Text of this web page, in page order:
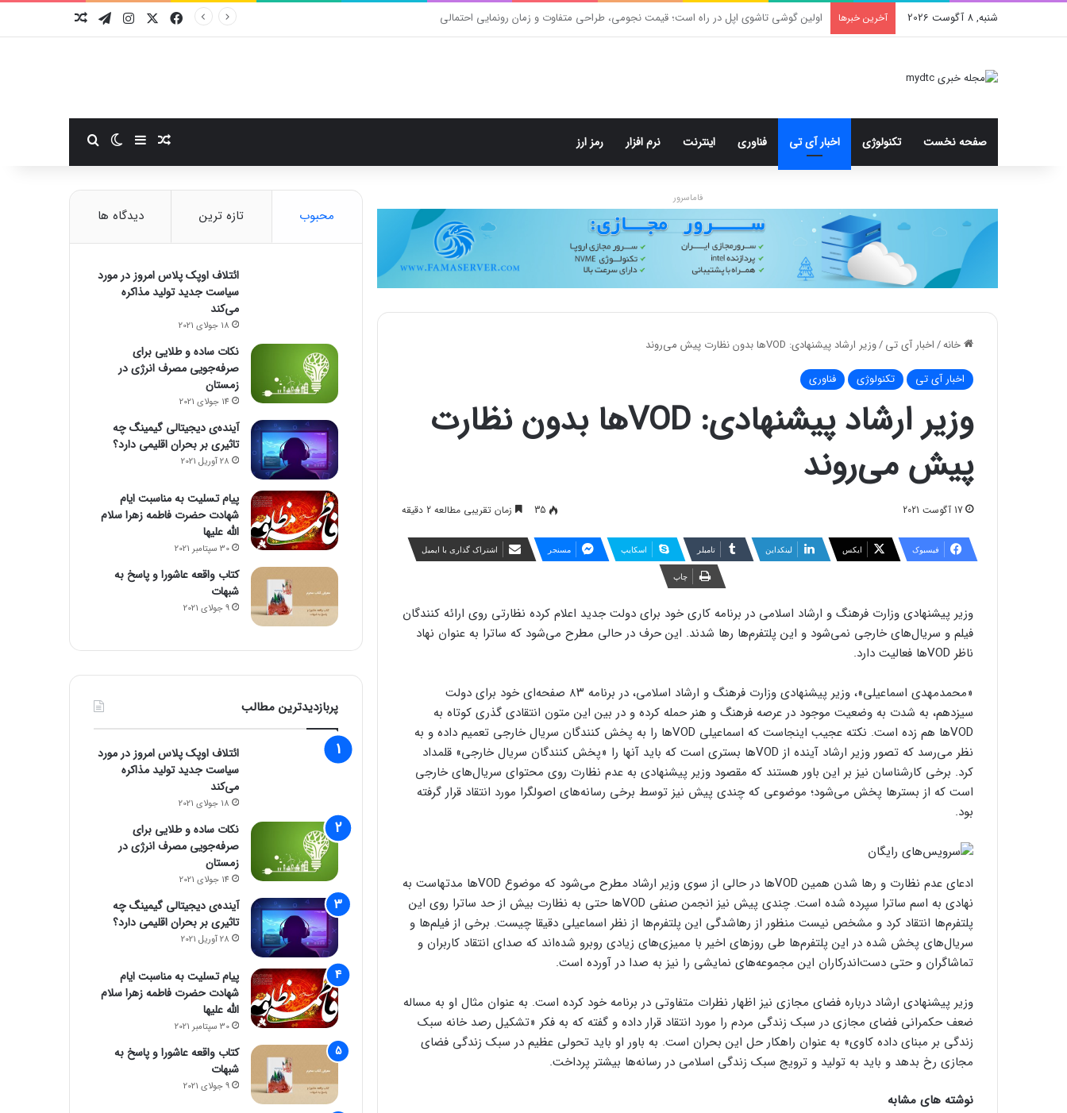
شنبه, 8 آگوست 2026 آخرین خبرها محدودیت جدید اینستاگرام: هر پست فقط پنج هشتگ فیسبوکایکس اینستاگرام
تلگرام
صفحه نخست تکنولوژی اخبار آی تی فناوری اینترنت نرم افزار رمز ارز نوشته تصادفی
سایدبارتغییر پوسته
فاماسرور
خانه/اخبار آی تی/وزیر ارشاد پیشنهادی: VODها بدون نظارت پیش می‌روند
اخبار آی تی تکنولوژی فناوری
وزیر ارشاد پیشنهادی: VODها بدون نظارت
پیش می‌روند
17 آگوست 2021 35 زمان تقریبی مطالعه 2 دقیقه
فیسبوک ایکس لینکداین تامبلر اسکایپ مسنجر اشتراک گذاری با ایمیل
چاپ
وزیر پیشنهادی وزارت فرهنگ و ارشاد اسلامی در برنامه کاری خود برای دولت جدید اعلام کرده نظارتی روی ارائه کنندگان
فیلم و سریال‌های خارجی نمی‌شود و این پلتفرم‌ها رها شدند. این حرف در حالی مطرح می‌شود که ساترا به عنوان نهاد
ناظر VODها فعالیت دارد.
«محمدمهدی اسماعیلی»، وزیر پیشنهادی وزارت فرهنگ و ارشاد اسلامی، در برنامه‌ ۸۳ صفحه‌ای خود برای دولت
سیزدهم، به شدت به وضعیت موجود در عرصه فرهنگ و هنر حمله کرده و در بین این متون انتقادی گذری کوتاه به
VODها هم زده است. نکته عجیب اینجاست که اسماعیلی VODها را به پخش کنندگان سریال خارجی تعمیم داده و به
نظر می‌رسد که تصور وزیر ارشاد آینده از VODها بستری است که باید آنها را «پخش کنندگان سریال خارجی» قلمداد
کرد. برخی کارشناسان نیز بر این باور هستند که مقصود وزیر پیشنهادی به عدم نظارت روی محتوای سریال‌های خارجی
است که از بسترها پخش می‌شود؛ موضوعی که چندی پیش نیز توسط برخی رسانه‌های اصولگرا مورد انتقاد قرار گرفته
بود.
ادعای عدم نظارت و رها شدن همین VODها در حالی از سوی وزیر ارشاد مطرح می‌شود که موضوع VODها مدتهاست به
نهادی به اسم ساترا سپرده شده است. چندی پیش نیز انجمن صنفی VODها حتی به نظارت بیش از حد ساترا روی این
پلتفرم‌ها انتقاد کرد و مشخص نیست منظور از رهاشدگی این پلتفرم‌ها از نظر اسماعیلی دقیقا چیست. برخی از فیلم‌ها و
سریال‌های پخش شده در این پلتفرم‌ها طی روزهای اخیر با ممیزی‌های زیادی روبرو شده‌اند که صدای انتقاد کاربران و
تماشاگران و حتی دست‌اندرکاران این مجموعه‌های نمایشی را نیز به صدا در آورده است.
وزیر پیشنهادی ارشاد درباره فضای مجازی نیز اظهار نظرات متفاوتی در برنامه خود کرده است. به عنوان مثال او به مساله
ضعف حکمرانی فضای مجازی در سبک زندگی مردم را مورد انتقاد قرار داده و گفته که به فکر «تشکیل رصد خانه سبک
زندگی بر مبنای داده کاوی» به عنوان راهکار حل این بحران است. به باور او باید تحولی عظیم در سبک زندگی فضای
مجازی رخ بدهد و باید به تولید و ترویج سبک زندگی اسلامی در رسانه‌ها بیشتر پرداخت.
نوشته های مشابه
محبوب تازه ترین دیدگاه ها
ائتلاف اوپک پلاس امروز در مورد
سیاست جدید تولید مذاکره
می‌کند
18 جولای 2021
نکات ساده و طلایی برای
صرفه‌جویی مصرف انرژی در
زمستان
14 جولای 2021
آینده‌ی دیجیتالی گیمینگ چه
تاثیری بر بحران اقلیمی دارد؟
28 آوریل 2021
پیام تسلیت به مناسبت ایام
شهادت حضرت فاطمه زهرا سلام
الله علیها
30 سپتامبر 2021
کتاب واقعه عاشورا و پاسخ به
شبهات
9 جولای 2021
پربازدیدترین مطالب
ائتلاف اوپک پلاس امروز در مورد
سیاست جدید تولید مذاکره
می‌کند
18 جولای 2021
نکات ساده و طلایی برای
صرفه‌جویی مصرف انرژی در
زمستان
14 جولای 2021
آینده‌ی دیجیتالی گیمینگ چه
تاثیری بر بحران اقلیمی دارد؟
28 آوریل 2021
پیام تسلیت به مناسبت ایام
شهادت حضرت فاطمه زهرا سلام
الله علیها
30 سپتامبر 2021
کتاب واقعه عاشورا و پاسخ به
شبهات
9 جولای 2021